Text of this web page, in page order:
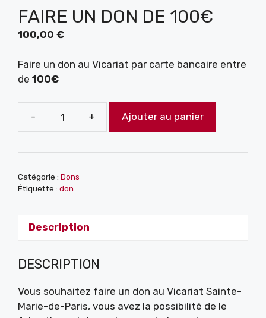
FAIRE UN DON DE 100€
100,00 €
Faire un don au Vicariat par carte bancaire entre
de 100€
-
quantité
Faire
+ Ajouter au panier
Catégorie : Dons
Étiquette : don
Description
DESCRIPTION
Vous souhaitez faire un don au Vicariat Sainte-
Marie-de-Paris, vous avez la possibilité de le